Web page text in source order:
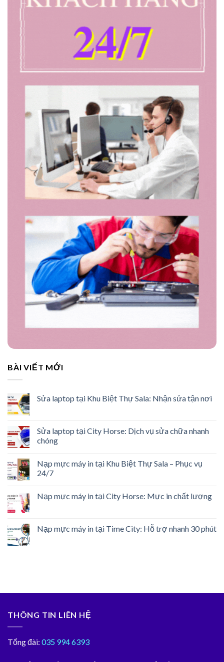
BÀI VIẾT MỚI
Sửa laptop tại Khu Biệt Thự Sala: Nhận sửa tận nơi
Sửa laptop tại City Horse: Dịch vụ sửa chữa nhanh
chóng
Nạp mực máy in tại Khu Biệt Thự Sala – Phục vụ
24/7
Nạp mực máy in tại City Horse: Mực in chất lượng
Nạp mực máy in tại Time City: Hỗ trợ nhanh 30 phút
THÔNG TIN LIÊN HỆ
Tổng đài: 035 994 6393